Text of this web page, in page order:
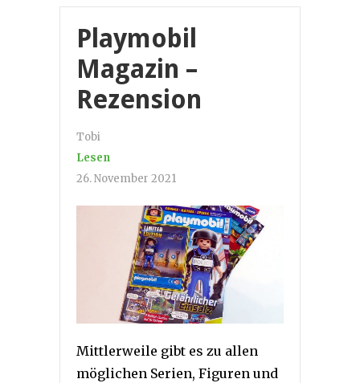
Playmobil
Magazin –
Rezension
Tobi
Lesen
26. November 2021
Mittlerweile gibt es zu allen
möglichen Serien, Figuren und